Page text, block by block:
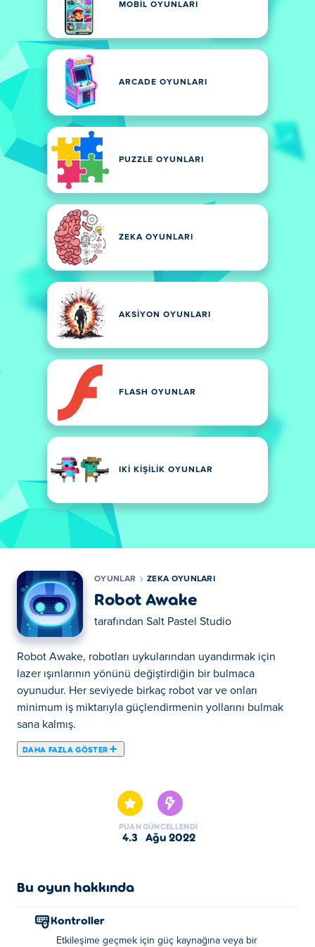
MOBIL OYUNLARI
ARCADE OYUNLARI
PUZZLE OYUNLARI
ZEKA OYUNLARI
AKSIYON OYUNLARI
FLASH OYUNLAR
IKI KIŞILIK OYUNLAR
OYUNLAR ZEKA OYUNLARI
Robot Awake
tarafından Salt Pastel Studio
Robot Awake, robotları uykularından uyandırmak için
lazer ışınlarının yönünü değiştirdiğin bir bulmaca
oyunudur. Her seviyede birkaç robot var ve onları
minimum iş miktarıyla güçlendirmenin yollarını bulmak
sana kalmış.
DAHA FAZLA GÖSTER
oyunudur. Her seviyede birkaç robot var ve onları
minimum iş miktarıyla güçlendirmenin yollarını bulmak
sana kalmış. Lazerlerden birine güç vererek başla. Onları
kadar alıcıları döndürmeye devam et. Üstesinden
Awake'de her seviyeyi bitirebilir misin? Bu oyunu
arkadaşlarınla paylaş ve yüksek puanlarını karşılaştır!
PUAN
4.3
GÜNCELLENDI
Ağu 2022
Bu oyun hakkında
Kontroller
Etkileşime geçmek için güç kaynağına veya bir